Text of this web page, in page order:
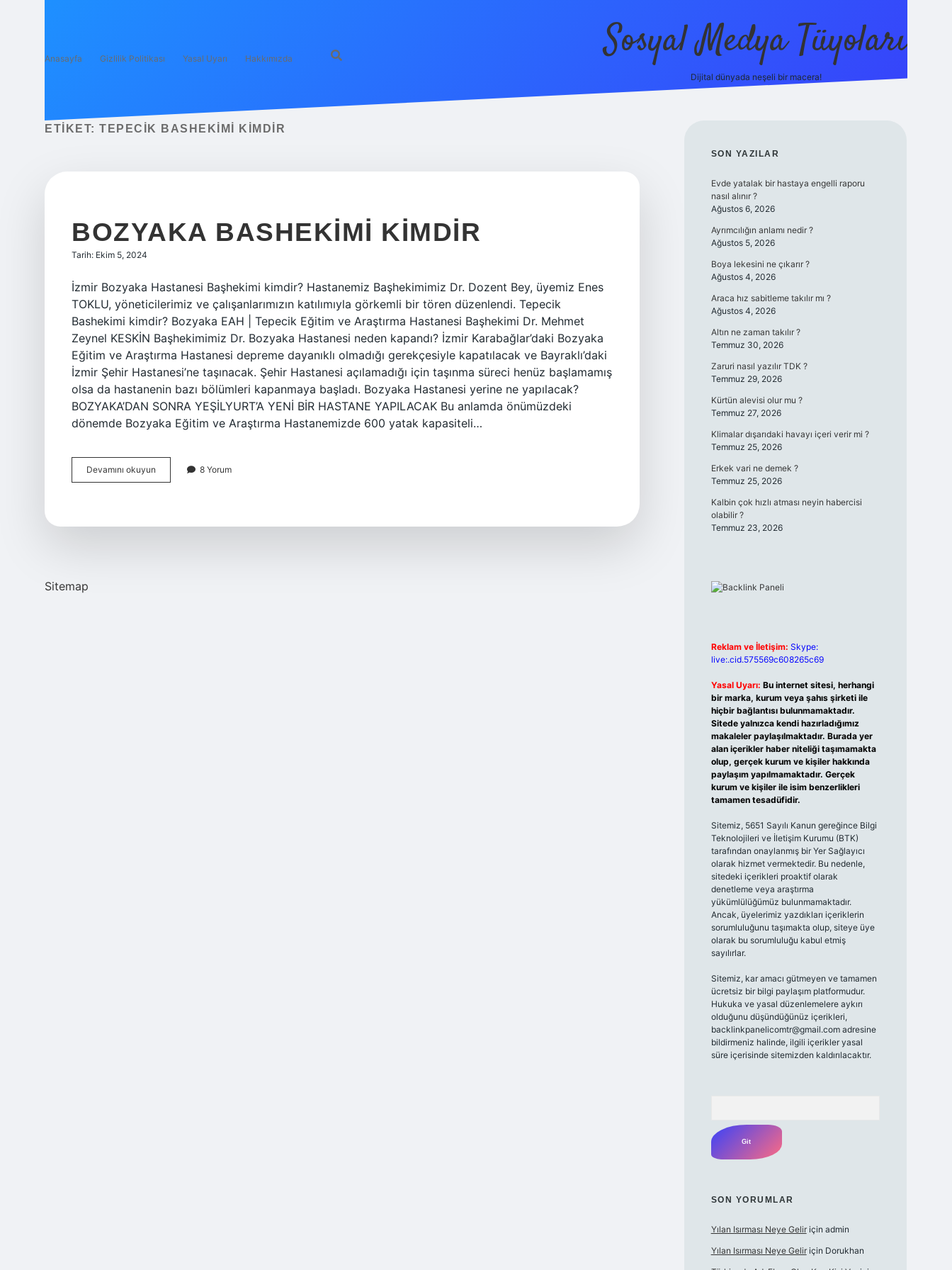
Anasayfa Gizlilik Politikası Yasal Uyarı Hakkımızda Sosyal Medya Tüyoları
Dijital dünyada neşeli bir macera!
ETIKET: TEPECIK BASHEKIMI KIMDIR
BOZYAKA BASHEKIMI KIMDIR
Tarih: Ekim 5, 2024
İzmir Bozyaka Hastanesi Başhekimi kimdir? Hastanemiz Başhekimimiz Dr. Dozent Bey, üyemiz Enes
TOKLU, yöneticilerimiz ve çalışanlarımızın katılımıyla görkemli bir tören düzenlendi. Tepecik
Bashekimi kimdir? Bozyaka EAH | Tepecik Eğitim ve Araştırma Hastanesi Başhekimi Dr. Mehmet
Zeynel KESKİN Başhekimimiz Dr. Bozyaka Hastanesi neden kapandı? İzmir Karabağlar’daki Bozyaka
Eğitim ve Araştırma Hastanesi depreme dayanıklı olmadığı gerekçesiyle kapatılacak ve Bayraklı’daki
İzmir Şehir Hastanesi’ne taşınacak. Şehir Hastanesi açılamadığı için taşınma süreci henüz başlamamış
olsa da hastanenin bazı bölümleri kapanmaya başladı. Bozyaka Hastanesi yerine ne yapılacak?
BOZYAKA’DAN SONRA YEŞİLYURT’A YENİ BİR HASTANE YAPILACAK Bu anlamda önümüzdeki
dönemde Bozyaka Eğitim ve Araştırma Hastanemizde 600 yatak kapasiteli…
Devamını okuyun Bozyaka
Bashekimi
8 Yorum
Sitemap
SIDEBAR
SON YAZILAR
Evde yatalak bir hastaya engelli raporu
nasıl alınır ?
Ağustos 6, 2026
Ayrımcılığın anlamı nedir ?
Ağustos 5, 2026
Boya lekesini ne çıkarır ?
Ağustos 4, 2026
Araca hız sabitleme takılır mı ?
Ağustos 4, 2026
Altın ne zaman takılır ?
Temmuz 30, 2026
Zaruri nasıl yazılır TDK ?
Temmuz 29, 2026
Kürtün alevisi olur mu ?
Temmuz 27, 2026
Klimalar dışarıdaki havayı içeri verir mi ?
Temmuz 25, 2026
Erkek vari ne demek ?
Temmuz 25, 2026
Kalbin çok hızlı atması neyin habercisi
olabilir ?
Temmuz 23, 2026
Reklam ve İletişim: Skype:
live:.cid.575569c608265c69
Yasal Uyarı: Bu internet sitesi, herhangi
bir marka, kurum veya şahıs şirketi ile
hiçbir bağlantısı bulunmamaktadır.
Sitede yalnızca kendi hazırladığımız
makaleler paylaşılmaktadır. Burada yer
alan içerikler haber niteliği taşımamakta
olup, gerçek kurum ve kişiler hakkında
paylaşım yapılmamaktadır. Gerçek
kurum ve kişiler ile isim benzerlikleri
tamamen tesadüfidir.
Sitemiz, 5651 Sayılı Kanun gereğince Bilgi
Teknolojileri ve İletişim Kurumu (BTK)
tarafından onaylanmış bir Yer Sağlayıcı
olarak hizmet vermektedir. Bu nedenle,
sitedeki içerikleri proaktif olarak
denetleme veya araştırma
yükümlülüğümüz bulunmamaktadır.
Ancak, üyelerimiz yazdıkları içeriklerin
sorumluluğunu taşımakta olup, siteye üye
olarak bu sorumluluğu kabul etmiş
sayılırlar.
Sitemiz, kar amacı gütmeyen ve tamamen
ücretsiz bir bilgi paylaşım platformudur.
Hukuka ve yasal düzenlemelere aykırı
olduğunu düşündüğünüz içerikleri,
backlinkpanelicomtr@gmail.comadresine
bildirmeniz halinde, ilgili içerikler yasal
süre içerisinde sitemizden kaldırılacaktır.
SON YORUMLAR
Yılan Isırması Neye Geliriçin admin
Yılan Isırması Neye Geliriçin Dorukhan